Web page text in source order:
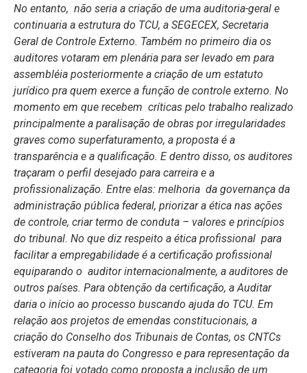
No entanto, não seria a criação de uma auditoria-geral e
continuaria a estrutura do TCU, a SEGECEX, Secretaria
Geral de Controle Externo. Também no primeiro dia os
auditores votaram em plenária para ser levado em para
assembléia posteriormente a criação de um estatuto
jurídico pra quem exerce a função de controle externo. No
momento em que recebem críticas pelo trabalho realizado
principalmente a paralisação de obras por irregularidades
graves como superfaturamento, a proposta é a
transparência e a qualificação. E dentro disso, os auditores
traçaram o perfil desejado para carreira e a
profissionalização. Entre elas: melhoria da governança da
administração pública federal, priorizar a ética nas ações
de controle, criar termo de conduta – valores e princípios
do tribunal. No que diz respeito a ética profissional para
facilitar a empregabilidade é a certificação profissional
equiparando o auditor internacionalmente, a auditores de
outros países. Para obtenção da certificação, a Auditar
daria o início ao processo buscando ajuda do TCU. Em
relação aos projetos de emendas constitucionais, a
criação do Conselho dos Tribunais de Contas, os CNTCs
estiveram na pauta do Congresso e para representação da
categoria foi votado como proposta a inclusão de um